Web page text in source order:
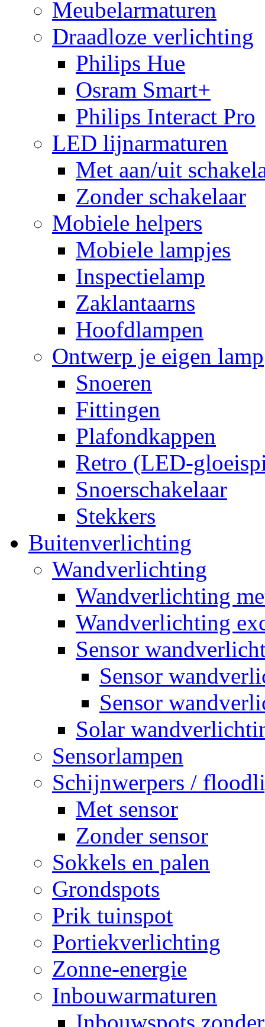
Meubelarmaturen
Draadloze verlichting
Philips Hue
Osram Smart+
Philips Interact Pro
LED lijnarmaturen
Met aan/uit
Zonder schakelaar
Mobiele helpers
Mobiele lampjes
Inspectielamp
Zaklantaarns
Hoofdlampen
Ontwerp je eigen lamp
Snoeren
Fittingen
Plafondkappen
Retro (LED-
Snoerschakelaar
Stekkers
Buitenverlichting
Wandverlichting
Wandverlichting
Wandverlichting
Sensor
Sensor
Sensor
Solar
Sensorlampen
Schijnwerpers /
Met sensor
Zonder sensor
Sokkels en palen
Grondspots
Prik tuinspot
Portiekverlichting
Zonne-energie
Inbouwarmaturen
Inbouwspots